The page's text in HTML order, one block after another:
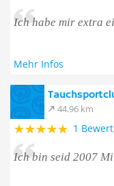
Ich habe mir extra
Mehr Infos
44.96 km
1
Ich bin seid 2007